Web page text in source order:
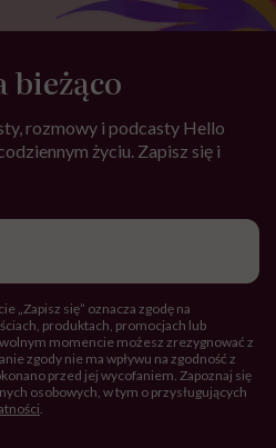
bieżąco
rozmowy i podcasty Hello
życiu. Zapisz się i
„Zapisz się” oznacza zgodę na
produktach, promocjach lub
momencie możesz zrezygnować z
zgody nie ma wpływu na zgodność z
przed jej wycofaniem. Zapoznaj się
osobowych, w tym o przysługujących
.